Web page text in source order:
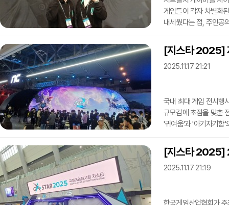
게임들이 각자 차별화
내세웠다는 점, 주인공
신작 서브컬처 게임 '
박찬혁 기획팀장은 지
세계가 이미 많다는 것
[지스타 2025]
2025.11.17 21:21
국내 최대 게임 전시행
규모감에 초점을 맞춘
'귀여움'과 '아기자기함
크래프톤, 넷마블, 웹
제1전시관 오른쪽 벽
규모감이 큰 부스를 넘
[지스타 2025]
2025.11.17 21:19
한국게임산업협회가